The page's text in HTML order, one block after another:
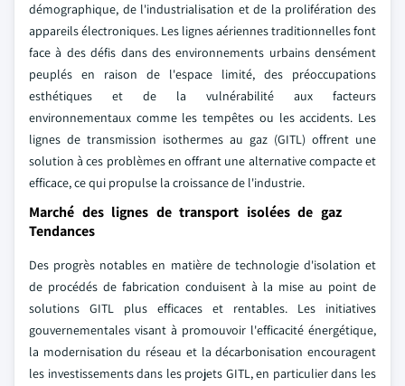
démographique, de l'industrialisation et de la prolifération des
appareils électroniques. Les lignes aériennes traditionnelles font
face à des défis dans des environnements urbains densément
peuplés en raison de l'espace limité, des préoccupations
esthétiques et de la vulnérabilité aux facteurs
environnementaux comme les tempêtes ou les accidents. Les
lignes de transmission isothermes au gaz (GITL) offrent une
solution à ces problèmes en offrant une alternative compacte et
efficace, ce qui propulse la croissance de l'industrie.
Marché des lignes de transport isolées de gaz
Tendances
Des progrès notables en matière de technologie d'isolation et
de procédés de fabrication conduisent à la mise au point de
solutions GITL plus efficaces et rentables. Les initiatives
gouvernementales visant à promouvoir l'efficacité énergétique,
la modernisation du réseau et la décarbonisation encouragent
les investissements dans les projets GITL, en particulier dans les